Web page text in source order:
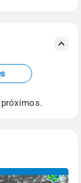
Previsão